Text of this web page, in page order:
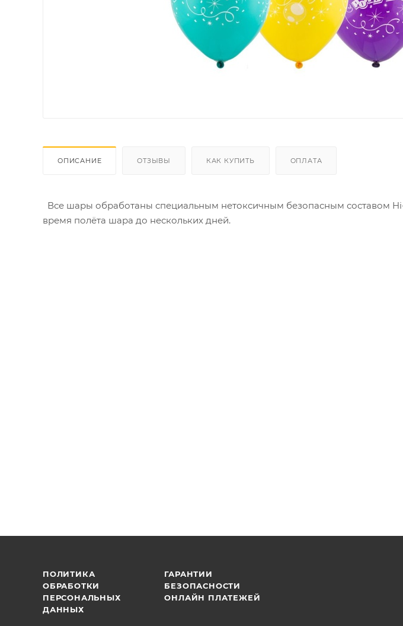
ОПИСАНИЕ ОТЗЫВЫ КАК КУПИТЬ ОПЛАТА
Все шары обработаны специальным нетоксичным безопасным составом
время полёта шара до нескольких дней.
ПОЛИТИКА
ОБРАБОТКИ
ПЕРСОНАЛЬНЫХ
ДАННЫХ
ГАРАНТИИ
БЕЗОПАСНОСТИ
ОНЛАЙН ПЛАТЕЖЕЙ